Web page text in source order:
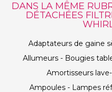
DANS LA MÊME
DÉTACHÉES
Adaptateurs de gaine
Allumeurs - Bougies
Amortisseurs
Ampoules - Lampes